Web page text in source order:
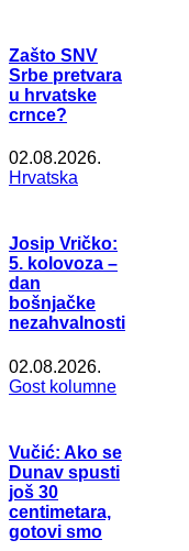
Zašto SNV
Srbe pretvara
u hrvatske
crnce?
02.08.2026.
Hrvatska
Josip Vričko:
5. kolovoza –
dan
bošnjačke
nezahvalnosti
02.08.2026.
Gost kolumne
Vučić: Ako se
Dunav spusti
još 30
centimetara,
gotovi smo